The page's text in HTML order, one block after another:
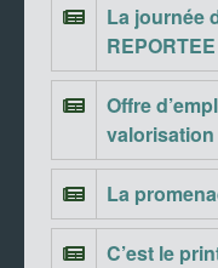
La journée
REPORTEE
Offre
La
C’est le